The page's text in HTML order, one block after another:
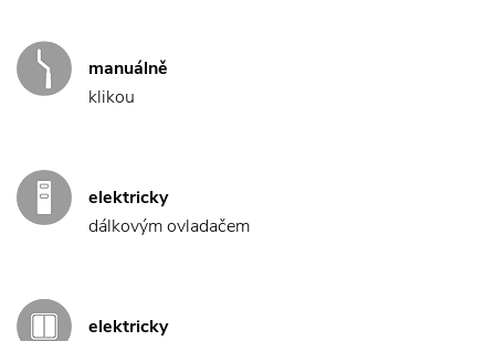
manuálně
klikou
elektricky
dálkovým ovladačem
elektricky